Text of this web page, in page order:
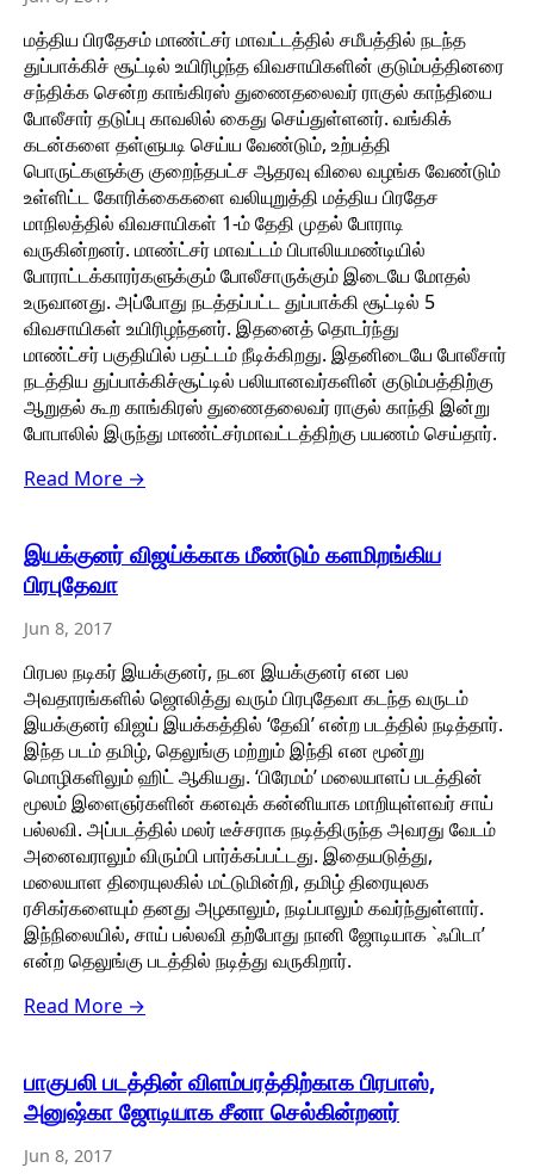
மத்திய பிரதேசம் மாண்ட்சர் மாவட்டத்தில் சமீபத்தில் நடந்த
துப்பாக்கிச் சூட்டில் உயிரிழந்த விவசாயிகளின் குடும்பத்தினரை
சந்திக்க சென்ற காங்கிரஸ் துணைதலைவர் ராகுல் காந்தியை
போலீசார் தடுப்பு காவலில் கைது செய்துள்ளனர். வங்கிக்
கடன்களை தள்ளுபடி செய்ய வேண்டும், உற்பத்தி
பொருட்களுக்கு குறைந்தபட்ச ஆதரவு விலை வழங்க வேண்டும்
உள்ளிட்ட கோரிக்கைகளை வலியுறுத்தி மத்திய பிரதேச
மாநிலத்தில் விவசாயிகள் 1-ம் தேதி முதல் போராடி
வருகின்றனர். மாண்ட்சர் மாவட்டம் பிபாலியமண்டியில்
போராட்டக்காரர்களுக்கும் போலீசாருக்கும் இடையே மோதல்
உருவானது. அப்போது நடத்தப்பட்ட துப்பாக்கி சூட்டில் 5
விவசாயிகள் உயிரிழந்தனர். இதனைத் தொடர்ந்து
மாண்ட்சர் பகுதியில் பதட்டம் நீடிக்கிறது. இதனிடையே போலீசார்
நடத்திய துப்பாக்கிச்சூட்டில் பலியானவர்களின் குடும்பத்திற்கு
ஆறுதல் கூற காங்கிரஸ் துணைதலைவர் ராகுல் காந்தி இன்று
போபாலில் இருந்து மாண்ட்சர்மாவட்டத்திற்கு பயணம் செய்தார்.
Read More →
இயக்குனர் விஜய்க்காக மீண்டும் களமிறங்கிய
பிரபுதேவா
Jun 8, 2017
பிரபல நடிகர் இயக்குனர், நடன இயக்குனர் என பல
அவதாரங்களில் ஜொலித்து வரும் பிரபுதேவா கடந்த வருடம்
இயக்குனர் விஜய் இயக்கத்தில் ‘தேவி’ என்ற படத்தில் நடித்தார்.
இந்த படம் தமிழ், தெலுங்கு மற்றும் இந்தி என மூன்று
மொழிகளிலும் ஹிட் ஆகியது. ‘பிரேமம்’ மலையாளப் படத்தின்
மூலம் இளைஞர்களின் கனவுக் கன்னியாக மாறியுள்ளவர் சாய்
பல்லவி. அப்படத்தில் மலர் டீச்சராக நடித்திருந்த அவரது வேடம்
அனைவராலும் விரும்பி பார்க்கப்பட்டது. இதையடுத்து,
மலையாள திரையுலகில் மட்டுமின்றி, தமிழ் திரையுலக
ரசிகர்களையும் தனது அழகாலும், நடிப்பாலும் கவர்ந்துள்ளார்.
இந்நிலையில், சாய் பல்லவி தற்போது நானி ஜோடியாக `ஃபிடா’
என்ற தெலுங்கு படத்தில் நடித்து வருகிறார்.
Read More →
பாகுபலி படத்தின் விளம்பரத்திற்காக பிரபாஸ்,
அனுஷ்கா ஜோடியாக சீனா செல்கின்றனர்
Jun 8, 2017